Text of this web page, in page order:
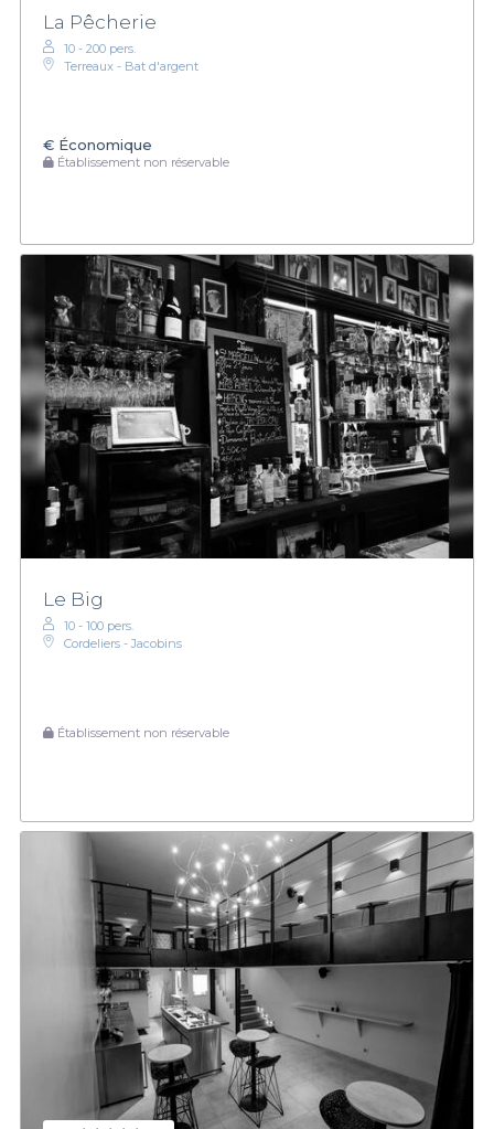
La Pêcherie
10 - 200 pers.
Terreaux - Bat d'argent
€ Économique
Établissement non réservable
Le Big
10 - 100 pers.
Cordeliers - Jacobins
Établissement non réservable